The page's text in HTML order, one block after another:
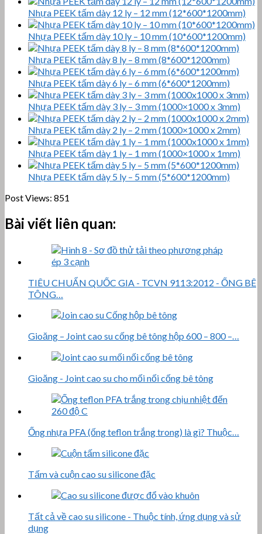
Nhựa PEEK tấm dày 12 ly – 12 mm (12*600*1200mm)
Nhựa PEEK tấm dày 10 ly – 10 mm (10*600*1200mm)
Nhựa PEEK tấm dày 8 ly – 8 mm (8*600*1200mm)
Nhựa PEEK tấm dày 6 ly – 6 mm (6*600*1200mm)
Nhựa PEEK tấm dày 3 ly – 3 mm (1000×1000 x 3mm)
Nhựa PEEK tấm dày 2 ly – 2 mm (1000×1000 x 2mm)
Nhựa PEEK tấm dày 1 ly – 1 mm (1000×1000 x 1mm)
Nhựa PEEK tấm dày 5 ly – 5 mm (5*600*1200mm)
Post Views: 851
Bài viết liên quan:
TIÊU CHUẨN QUỐC GIA - TCVN 9113:2012 - ỐNG BÊ
TÔNG…
Gioăng – Joint cao su cống bê tông hộp 600 – 800 –…
Gioăng - Joint cao su cho mối nối cống bê tông
Ống nhựa PFA (ống teflon trắng trong) là gì? Thuộc…
Tấm và cuộn cao su silicone đặc
Tất cả về cao su silicone - Thuộc tính, ứng dụng và sử
dụng